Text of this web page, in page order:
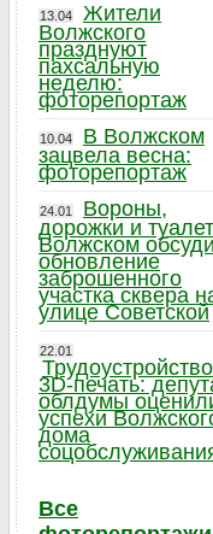
13.04
Жители
Волжского
празднуют
пахсальную
неделю:
фоторепортаж
10.04
В Волжском
зацвела весна:
фоторепортаж
24.01
Вороны,
дорожки и
Волжском
обновление
заброшенного
участка сквера
улице Советской
22.01
3D-печать:
облдумы
успехи
дома
Все